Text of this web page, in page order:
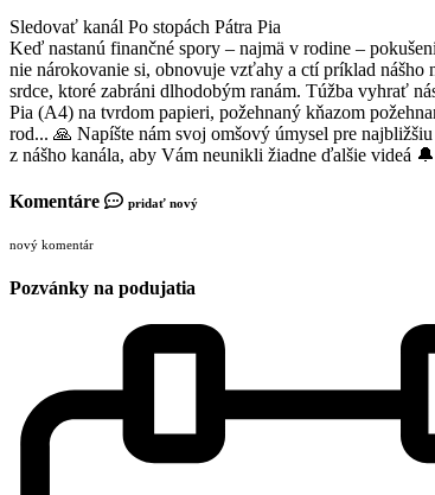
Sledovať kanál Po stopách Pátra Pia
Keď nastanú finančné spory – najmä v rodine –
nie nárokovanie si, obnovuje vzťahy a ctí príklad nášho
srdce, ktoré zabráni dlhodobým ranám. Túžba vyhrať
Pia (A4) na tvrdom papieri, požehnaný kňazom
rod... 🙏 Napíšte nám svoj omšový úmysel pre
z nášho kanála, aby Vám neunikli žiadne ďalšie videá 🔔
Komentáre pridať nový
nový komentár
Pozvánky na podujatia